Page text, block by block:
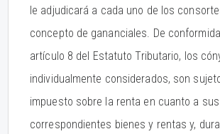
le adjudicará a cada uno de los
concepto de gananciales. De
artículo 8 del Estatuto Tributario, los
individualmente considerados, son
impuesto sobre la renta en cuanto a sus
correspondientes bienes y rentas y,